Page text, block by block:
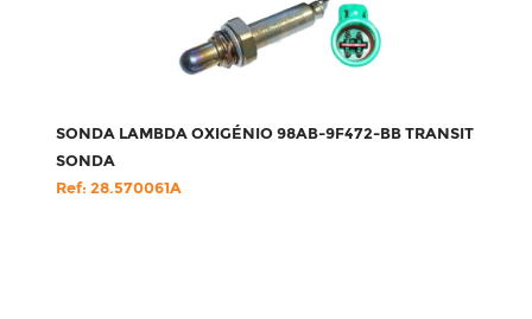
SONDA LAMBDA OXIGÉNIO 98AB-9F472-BB TRANSIT
SONDA
Ref: 28.570061A